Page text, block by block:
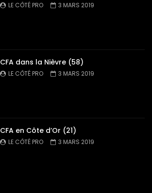
LE CÔTÉ PRO 3 MARS 2019
CFA dans la Nièvre (58)
LE CÔTÉ PRO 3 MARS 2019
CFA en Côte d’Or (21)
LE CÔTÉ PRO 3 MARS 2019